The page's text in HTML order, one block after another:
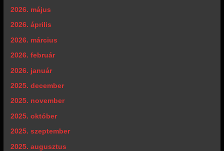
2026. május
2026. április
2026. március
2026. február
2026. január
2025. december
2025. november
2025. október
2025. szeptember
2025. augusztus